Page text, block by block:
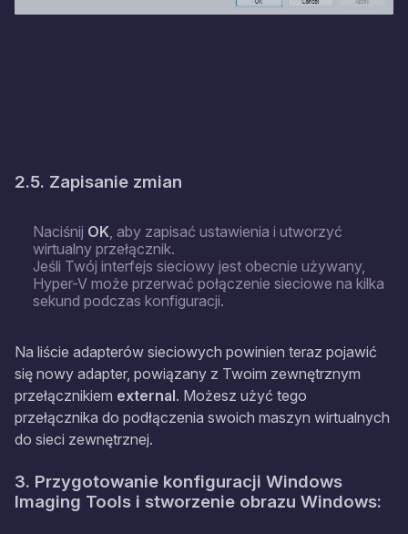
2.5. Zapisanie zmian
Naciśnij OK, aby zapisać ustawienia i utworzyć
wirtualny przełącznik.
Jeśli Twój interfejs sieciowy jest obecnie używany,
Hyper-V może przerwać połączenie sieciowe na kilka
sekund podczas konfiguracji.
Na liście adapterów sieciowych powinien teraz pojawić
się nowy adapter, powiązany z Twoim zewnętrznym
przełącznikiem external. Możesz użyć tego
przełącznika do podłączenia swoich maszyn wirtualnych
do sieci zewnętrznej.
3. Przygotowanie konfiguracji Windows
Imaging Tools i stworzenie obrazu Windows: